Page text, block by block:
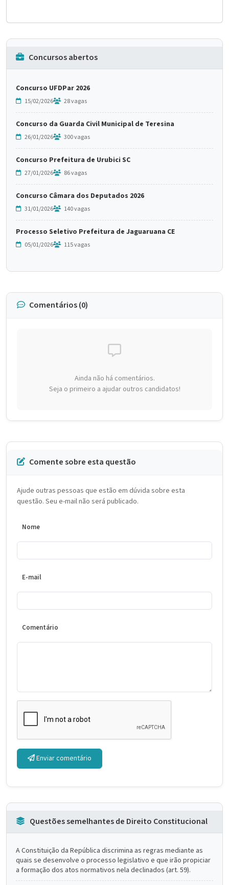
Concursos abertos
Concurso UFDPar 2026
15/02/2026 28 vagas
Concurso da Guarda Civil Municipal de Teresina
26/01/2026 300 vagas
Concurso Prefeitura de Urubici SC
27/01/2026 86 vagas
Concurso Câmara dos Deputados 2026
31/01/2026 140 vagas
Processo Seletivo Prefeitura de Jaguaruana CE
05/01/2026 115 vagas
Comentários (0)
Ainda não há comentários.
Seja o primeiro a ajudar outros candidatos!
Comente sobre esta questão
Ajude outras pessoas que estão em dúvida sobre esta
questão. Seu e-mail não será publicado.
Nome
E-mail
Comentário
Enviar comentário
Questões semelhantes de Direito Constitucional
A Constituição da República discrimina as regras mediante as
quais se desenvolve o processo legislativo e que irão propiciar
a formação dos atos normativos nela declinados (art. 59).